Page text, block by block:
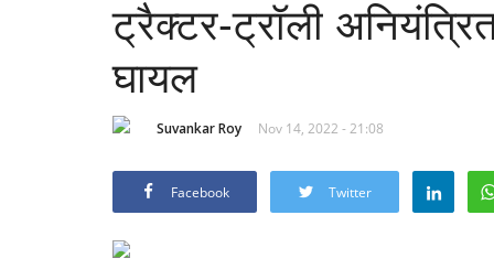
ट्रैक्टर-ट्रॉली
घायल
Suvankar Roy Nov 14, 2022 - 21:08
Facebook Twitter